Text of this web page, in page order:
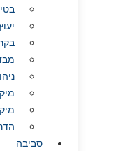
סביבה